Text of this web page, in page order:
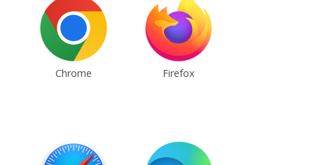
Chrome Firefox